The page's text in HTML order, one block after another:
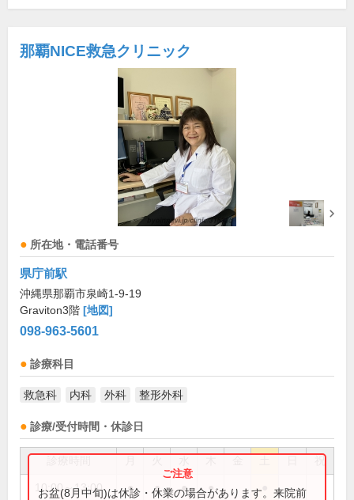
那覇NICE救急クリニック
所在地・電話番号
県庁前駅
沖縄県那覇市泉崎1-9-19
Graviton3階 [地図]
098-963-5601
診療科目
救急科 内科 外科 整形外科
診療/受付時間・休診日
祝
10:00～13:00 ● ● ● ●
お盆(8月中旬)は休診・休業の場合があります。来院前